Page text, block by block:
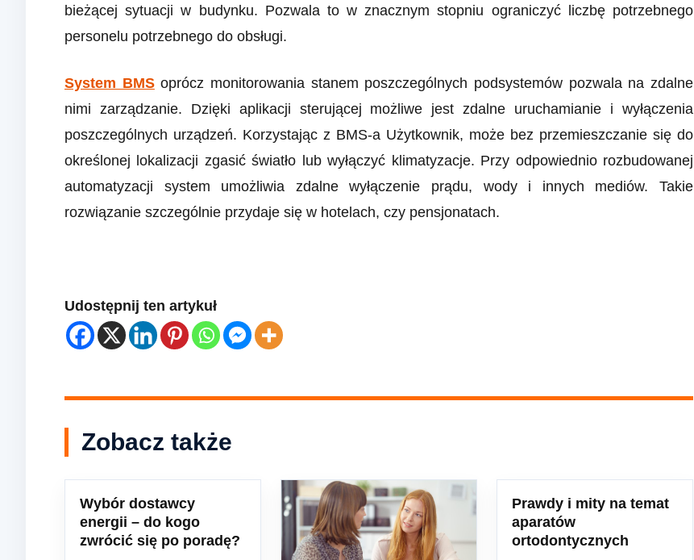
bieżącej sytuacji w budynku. Pozwala to w znacznym stopniu ograniczyć liczbę potrzebnego
personelu potrzebnego do obsługi.
System BMSoprócz monitorowania stanem poszczególnych podsystemów pozwala na zdalne
nimi zarządzanie. Dzięki aplikacji sterującej możliwe jest zdalne uruchamianie i wyłączenia
poszczególnych urządzeń. Korzystając z BMS-a Użytkownik, może bez przemieszczanie się do
określonej lokalizacji zgasić światło lub wyłączyć klimatyzacje. Przy odpowiednio rozbudowanej
automatyzacji system umożliwia zdalne wyłączenie prądu, wody i innych mediów. Takie
rozwiązanie szczególnie przydaje się w hotelach, czy pensjonatach.
Udostępnij ten artykuł
Zobacz także
Wybór dostawcy
energii – do kogo
zwrócić się po poradę?
Prawdy i mity na temat
aparatów
ortodontycznych